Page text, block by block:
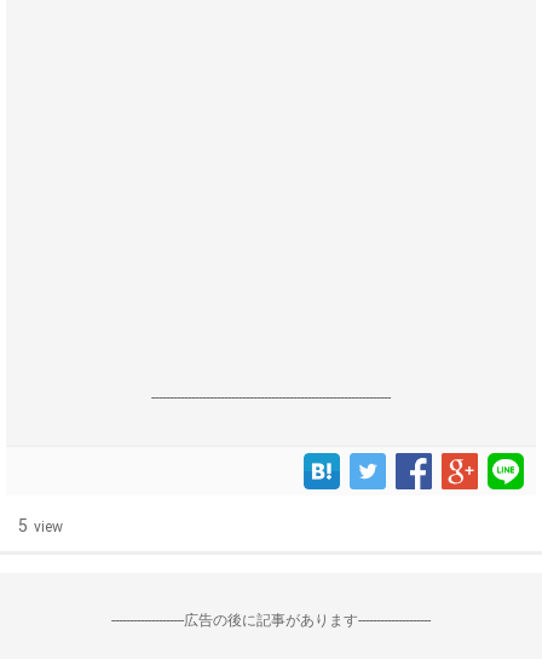
------------------------------------------------------------------
5 view
--------------------広告の後に記事があります--------------------